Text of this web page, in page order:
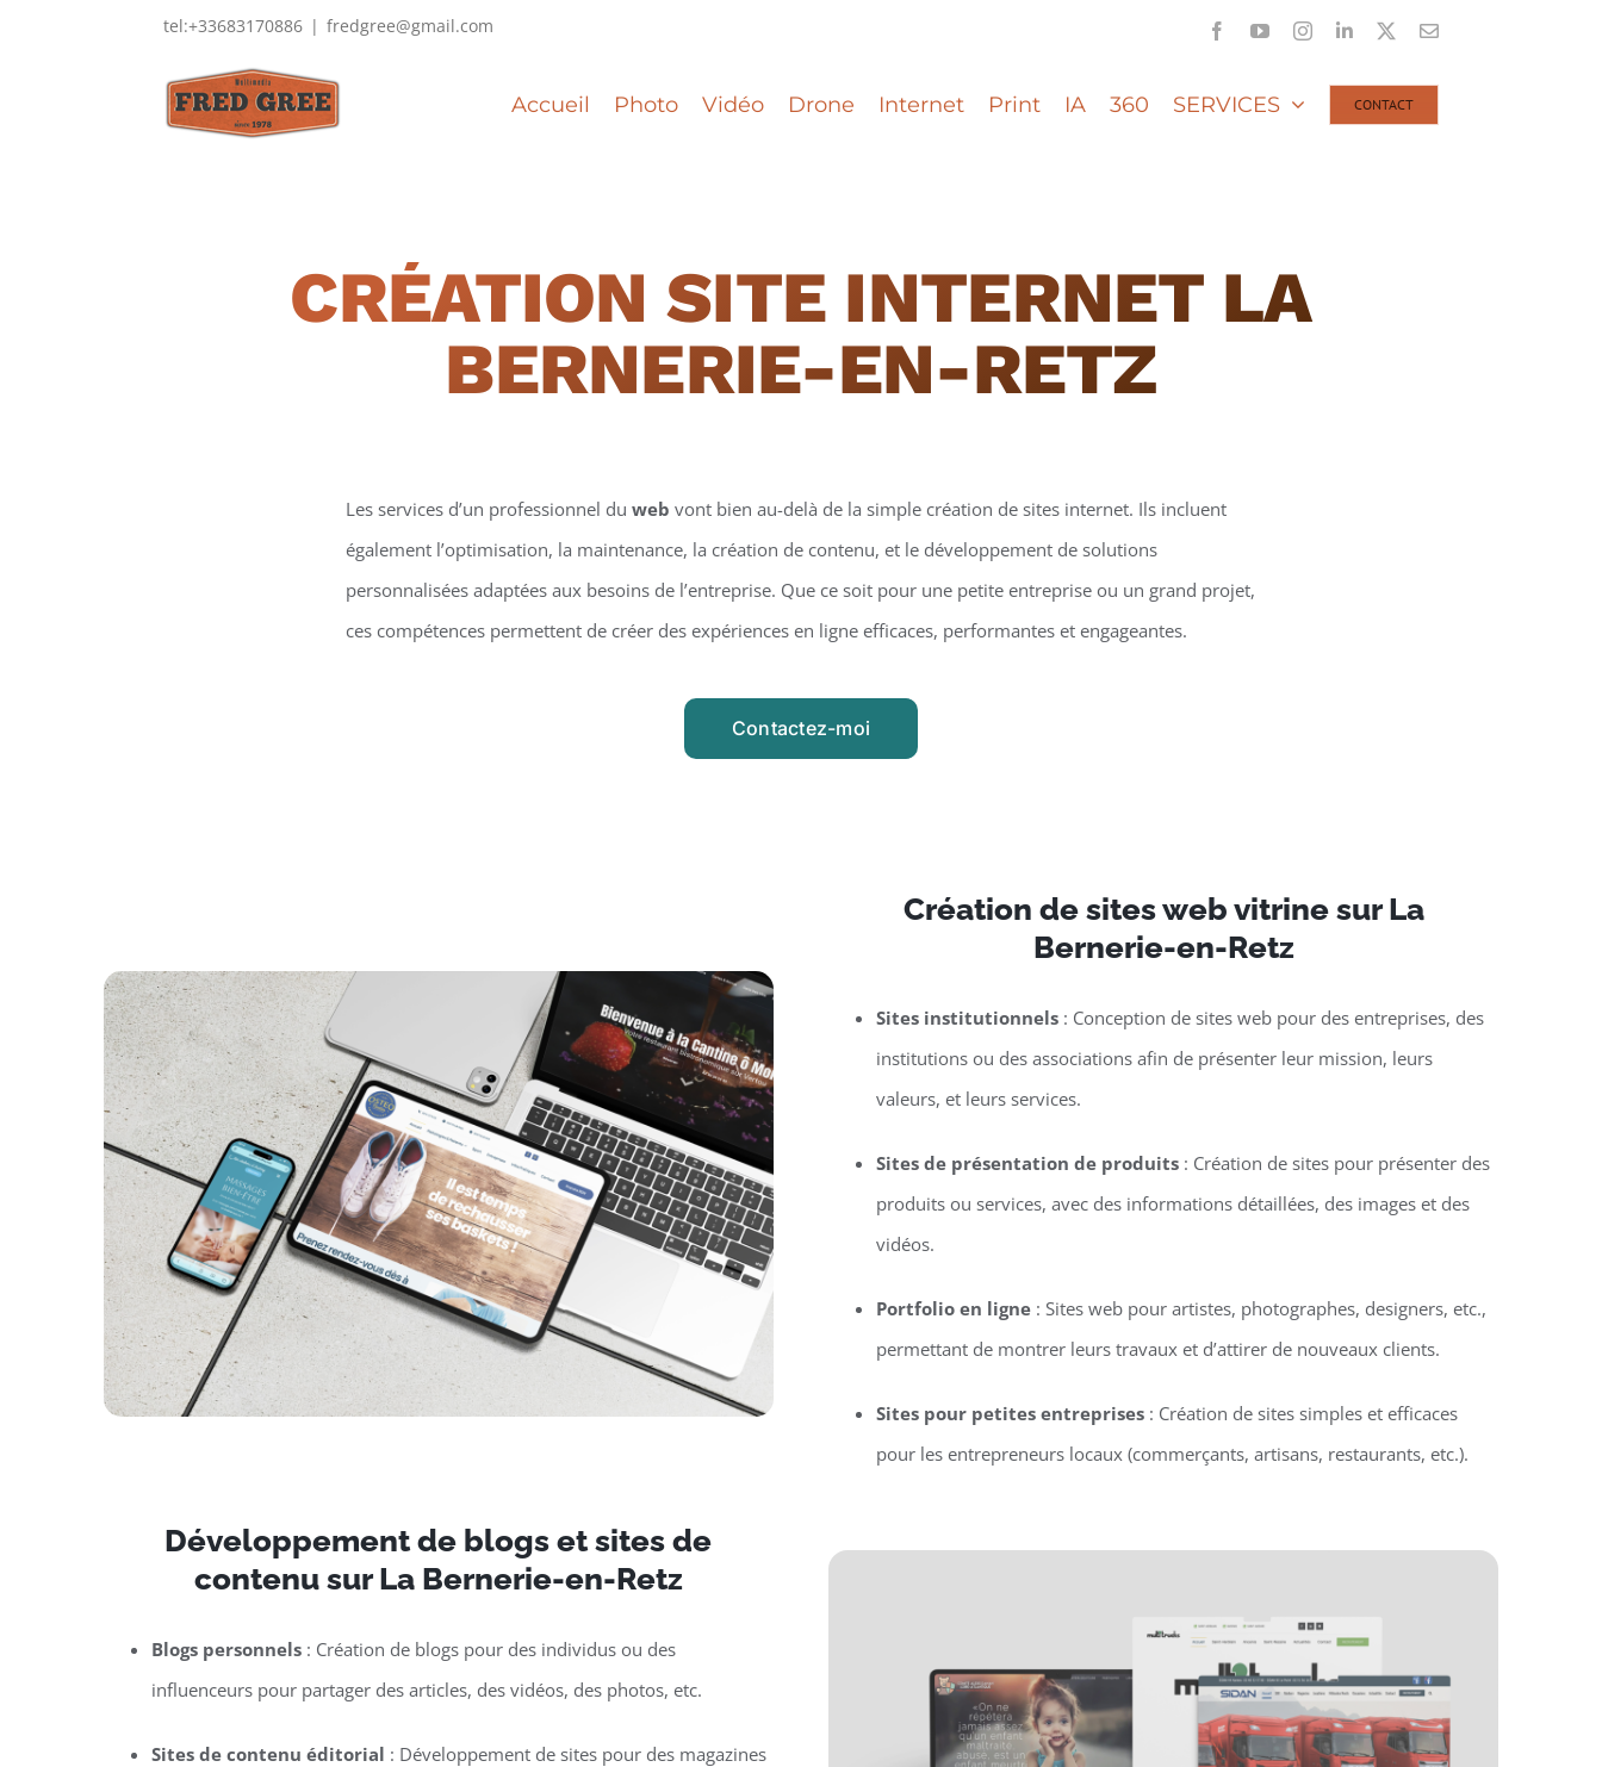
tel:+33683170886 | fredgree@gmail.com FacebookYouTubeInstagramLinkedIn Email
Accueil Photo Vidéo Drone Internet Print IA 360 SERVICES CONTACT
CRÉATION SITE INTERNET LA
BERNERIE-EN-RETZ
Les services d’un professionnel du web vont bien au-delà de la simple création de sites internet. Ils incluent
également l’optimisation, la maintenance, la création de contenu, et le développement de solutions
personnalisées adaptées aux besoins de l’entreprise. Que ce soit pour une petite entreprise ou un grand projet,
ces compétences permettent de créer des expériences en ligne efficaces, performantes et engageantes.
Contactez-moi
Création de sites web vitrine sur La
Bernerie-en-Retz
Sites institutionnels : Conception de sites web pour des entreprises, des
institutions ou des associations afin de présenter leur mission, leurs
valeurs, et leurs services.
Sites de présentation de produits : Création de sites pour présenter des
produits ou services, avec des informations détaillées, des images et des
vidéos.
Portfolio en ligne : Sites web pour artistes, photographes, designers, etc.,
permettant de montrer leurs travaux et d’attirer de nouveaux clients.
Sites pour petites entreprises : Création de sites simples et efficaces
pour les entrepreneurs locaux (commerçants, artisans, restaurants, etc.).
Développement de blogs et sites de
contenu sur La Bernerie-en-Retz
Blogs personnels: Création de blogs pour des individus ou des
influenceurs pour partager des articles, des vidéos, des photos, etc.
Sites de contenu éditorial : Développement de sites pour des magazines